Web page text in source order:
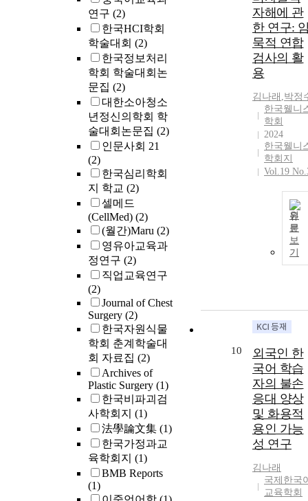
연구 (2)
한국HCI학회
학술대회 (2)
한국정보처리
학회 학술대회논
문집 (2)
대한소아청소
년정신의학회 학
술대회논문집 (2)
인문사회 21
(2)
한국심리학회
지 학교 (2)
셀메드
(CellMed) (2)
(월간)Maru (2)
영유아교육과
정연구 (2)
직업교육연구
(2)
Journal of Chest
Surgery (2)
한국자원식물
학회 춘계학술대
회 자료집 (2)
Archives of
Plastic Surgery (1)
한국비파괴검
사학회지 (1)
法學論文集 (1)
한국가정과교
육학회지 (1)
BMB Reports
(1)
자해에 관
한 연구:
묵적 연합
검사의 활
용
김나래 ,박정
한국웰니
학회
2024
한국웰니
학회지
Vol.19
원
문
보
기
10
외국인 한
국어 학습
자의 불손
응대 양상
및 화용적
용인 가능
성 연구
김나래
국제한국
교육학회